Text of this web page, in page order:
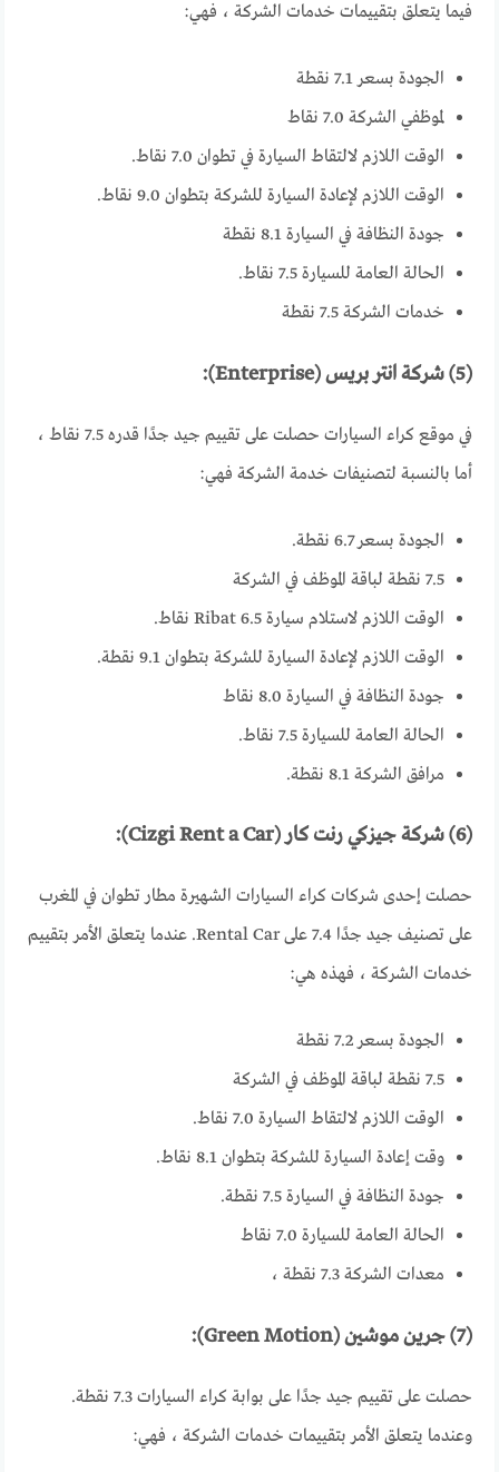
فيما يتعلق بتقييمات خدمات الشركة ، فهي:
الجودة بسعر 7.1 نقطة
لموظفي الشركة 7.0 نقاط
الوقت اللازم لالتقاط السيارة في تطوان 7.0 نقاط.
الوقت اللازم لإعادة السيارة للشركة بتطوان 9.0 نقاط.
جودة النظافة في السيارة 8.1 نقطة
الحالة العامة للسيارة 7.5 نقاط.
خدمات الشركة 7.5 نقطة
(5) شركة انتر بريس (Enterprise):
في موقع كراء السيارات حصلت على تقييم جيد جدًا قدره 7.5 نقاط ،
أما بالنسبة لتصنيفات خدمة الشركة فهي:
الجودة بسعر 6.7 نقطة.
7.5 نقطة لباقة الموظف في الشركة
الوقت اللازم لاستلام سيارة Ribat 6.5 نقاط.
الوقت اللازم لإعادة السيارة للشركة بتطوان 9.1 نقطة.
جودة النظافة في السيارة 8.0 نقاط
الحالة العامة للسيارة 7.5 نقاط.
مرافق الشركة 8.1 نقطة.
(6) شركة جيزكي رنت كار (Cizgi Rent a Car):
حصلت إحدى شركات كراء السيارات الشهيرة مطار تطوان في المغرب
على تصنيف جيد جدًا 7.4 على Rental Car. عندما يتعلق الأمر بتقييم
خدمات الشركة ، فهذه هي:
الجودة بسعر 7.2 نقطة
7.5 نقطة لباقة الموظف في الشركة
الوقت اللازم لالتقاط السيارة 7.0 نقاط.
وقت إعادة السيارة للشركة بتطوان 8.1 نقاط.
جودة النظافة في السيارة 7.5 نقطة.
الحالة العامة للسيارة 7.0 نقاط
معدات الشركة 7.3 نقطة ،
(7) جرين موشين (Green Motion):
حصلت على تقييم جيد جدًا على بوابة كراء السيارات 7.3 نقطة.
وعندما يتعلق الأمر بتقييمات خدمات الشركة ، فهي: